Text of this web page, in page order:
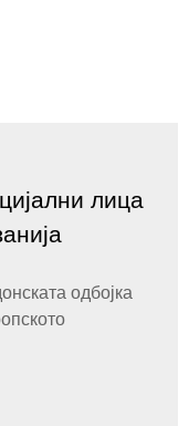
лица
одбојка